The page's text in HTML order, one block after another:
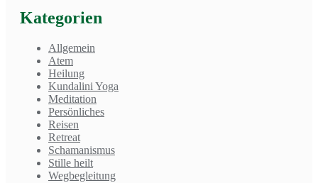
Kategorien
Allgemein
Atem
Heilung
Kundalini Yoga
Meditation
Persönliches
Reisen
Retreat
Schamanismus
Stille heilt
Wegbegleitung